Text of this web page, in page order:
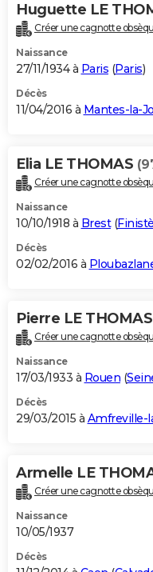
Huguette LE
Créer une cagnotte
Naissance
27/11/1934 à Paris (Paris)
Décès
11/04/2016 à Mantes-la-
Elia LE THOMAS
Créer une cagnotte
Naissance
10/10/1918 à Brest(
Décès
02/02/2016 à
Pierre LE THOMAS
Créer une cagnotte
Naissance
17/03/1933 à Rouen (
Décès
29/03/2015 à Amfreville-
Armelle LE
Créer une cagnotte
Naissance
10/05/1937
Décès